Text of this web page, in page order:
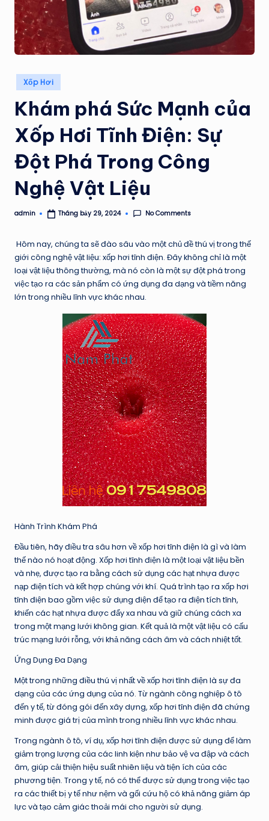
Posted
in
Xốp Hơi
Khám phá Sức Mạnh của
Xốp Hơi Tĩnh Điện: Sự
Đột Phá Trong Công
Nghệ Vật Liệu
Posted
admin Tháng bảy 29, 2024 No Comments
Hôm nay, chúng ta sẽ đào sâu vào một chủ đề thú vị trong thế
giới công nghệ vật liệu: xốp hơi tĩnh điện. Đây không chỉ là một
loại vật liệu thông thường, mà nó còn là một sự đột phá trong
việc tạo ra các sản phẩm có ứng dụng đa dạng và tiềm năng
lớn trong nhiều lĩnh vực khác nhau.
Hành Trình Khám Phá
Đầu tiên, hãy điều tra sâu hơn về xốp hơi tĩnh điện là gì và làm
thế nào nó hoạt động. Xốp hơi tĩnh điện là một loại vật liệu bền
và nhẹ, được tạo ra bằng cách sử dụng các hạt nhựa được
nạp điện tích và kết hợp chúng với khí. Quá trình tạo ra xốp hơi
tĩnh điện bao gồm việc sử dụng điện để tạo ra điện tích tĩnh,
khiến các hạt nhựa được đẩy xa nhau và giữ chúng cách xa
trong một mạng lưới không gian. Kết quả là một vật liệu có cấu
trúc mạng lưới rỗng, với khả năng cách âm và cách nhiệt tốt.
Ứng Dụng Đa Dạng
Một trong những điều thú vị nhất về xốp hơi tĩnh điện là sự đa
dạng của các ứng dụng của nó. Từ ngành công nghiệp ô tô
đến y tế, từ đóng gói đến xây dựng, xốp hơi tĩnh điện đã chứng
minh được giá trị của mình trong nhiều lĩnh vực khác nhau.
Trong ngành ô tô, ví dụ, xốp hơi tĩnh điện được sử dụng để làm
giảm trọng lượng của các linh kiện như bảo vệ va đập và cách
âm, giúp cải thiện hiệu suất nhiên liệu và tiện ích của các
phương tiện. Trong y tế, nó có thể được sử dụng trong việc tạo
ra các thiết bị y tế như nệm và gối cứu hộ có khả năng giảm áp
lực và tạo cảm giác thoải mái cho người sử dụng.